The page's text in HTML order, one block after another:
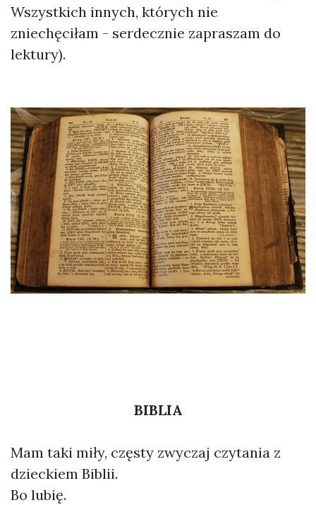
Wszystkich innych, których nie
zniechęciłam - serdecznie zapraszam do
lektury).
BIBLIA
Mam taki miły, częsty zwyczaj czytania z
dzieckiem Biblii.
Bo lubię.